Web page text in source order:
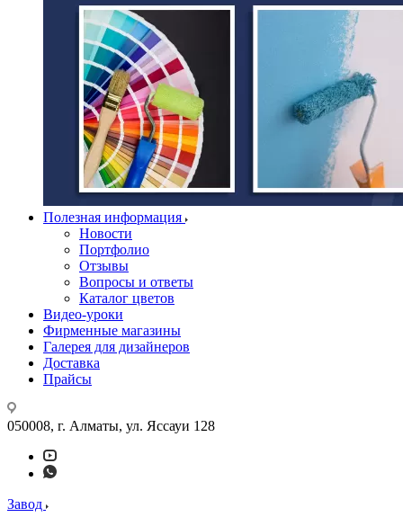
Полезная информация
Новости
Портфолио
Отзывы
Вопросы и ответы
Каталог цветов
Видео-уроки
Фирменные магазины
Галерея для дизайнеров
Доставка
Прайсы
050008, г. Алматы, ул. Яссауи 128
Завод